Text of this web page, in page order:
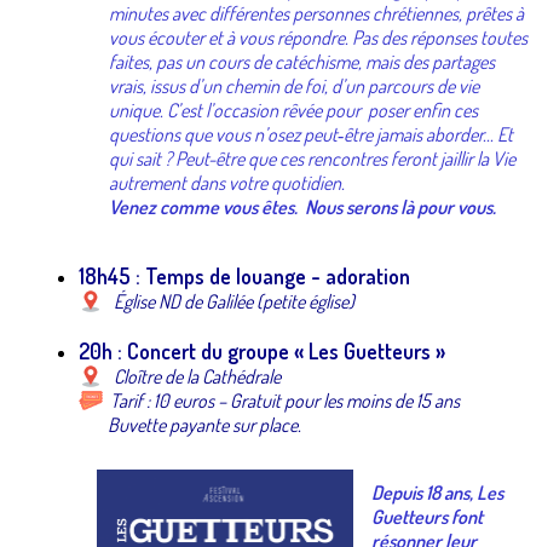
minutes avec différentes personnes chrétiennes, prêtes à
vous écouter et à vous répondre. Pas des réponses toutes
faites, pas un cours de catéchisme, mais des partages
vrais, issus d’un chemin de foi, d’un parcours de vie
unique. C’est l’occasion rêvée pour poser enfin ces
questions que vous n’osez peut‑être jamais aborder... Et
qui sait ? Peut-être que ces rencontres feront jaillir la Vie
autrement dans votre quotidien.
Venez comme vous êtes. Nous serons là pour vous.
18h45 : Temps de louange - adoration
Église ND de Galilée (petite église)
20h : Concert du groupe « Les Guetteurs »
Cloître de la Cathédrale
Tarif : 10 euros – Gratuit pour les moins de 15 ans
​​Buvette payante sur place.
Depuis 18 ans, Les
Guetteurs font
résonner leur